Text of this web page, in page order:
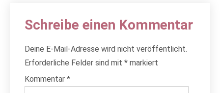
Schreibe einen Kommentar
Deine E-Mail-Adresse wird nicht veröffentlicht.
Erforderliche Felder sind mit * markiert
Kommentar *